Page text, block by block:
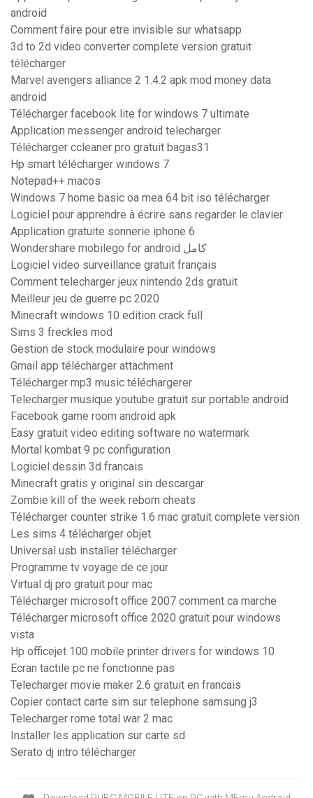
android
Comment faire pour etre invisible sur whatsapp
3d to 2d video converter complete version gratuit
télécharger
Marvel avengers alliance 2 1.4.2 apk mod money data
android
Télécharger facebook lite for windows 7 ultimate
Application messenger android telecharger
Télécharger ccleaner pro gratuit bagas31
Hp smart télécharger windows 7
Notepad++ macos
Windows 7 home basic oa mea 64 bit iso télécharger
Logiciel pour apprendre à écrire sans regarder le clavier
Application gratuite sonnerie iphone 6
Wondershare mobilego for android كامل
Logiciel video surveillance gratuit français
Comment telecharger jeux nintendo 2ds gratuit
Meilleur jeu de guerre pc 2020
Minecraft windows 10 edition crack full
Sims 3 freckles mod
Gestion de stock modulaire pour windows
Gmail app télécharger attachment
Télécharger mp3 music téléchargerer
Telecharger musique youtube gratuit sur portable android
Facebook game room android apk
Easy gratuit video editing software no watermark
Mortal kombat 9 pc configuration
Logiciel dessin 3d francais
Minecraft gratis y original sin descargar
Zombie kill of the week reborn cheats
Télécharger counter strike 1.6 mac gratuit complete version
Les sims 4 télécharger objet
Universal usb installer télécharger
Programme tv voyage de ce jour
Virtual dj pro gratuit pour mac
Télécharger microsoft office 2007 comment ca marche
Télécharger microsoft office 2020 gratuit pour windows
vista
Hp officejet 100 mobile printer drivers for windows 10
Ecran tactile pc ne fonctionne pas
Telecharger movie maker 2.6 gratuit en francais
Copier contact carte sim sur telephone samsung j3
Telecharger rome total war 2 mac
Installer les application sur carte sd
Serato dj intro télécharger